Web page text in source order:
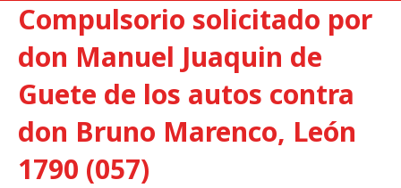
Compulsorio solicitado por
don Manuel Juaquin de
Guete de los autos contra
don Bruno Marenco, León
1790 (057)